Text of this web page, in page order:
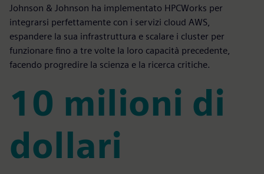
Johnson & Johnson ha implementato HPCWorks per
integrarsi perfettamente con i servizi cloud AWS,
espandere la sua infrastruttura e scalare i cluster per
funzionare fino a tre volte la loro capacità precedente,
facendo progredire la scienza e la ricerca critiche.
10 milioni di
dollari